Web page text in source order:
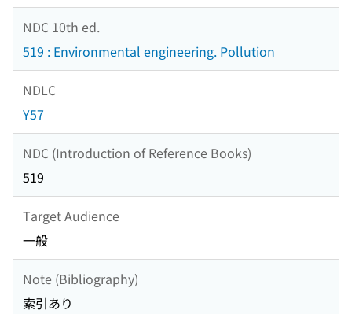
NDC 10th ed.
519 : Environmental engineering. Pollution
NDLC
Y57
NDC (Introduction of Reference Books)
519
Target Audience
一般
Note (Bibliography)
索引あり